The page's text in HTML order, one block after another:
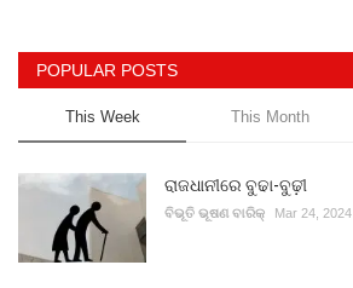
POPULAR POSTS
This Week This Month
ରାଜଧାନୀରେ ବୁଢା-ବୁଢ଼ୀ
ବିଭୂତି ଭୂଷଣ ବାରିକ୍ Mar 24, 2024